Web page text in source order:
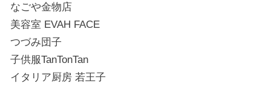
なごや金物店
美容室 EVAH FACE
つづみ団子
子供服TanTonTan
イタリア厨房 若王子